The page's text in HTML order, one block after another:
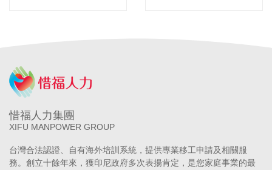
惜福人力集團
XIFU MANPOWER GROUP
台灣合法認證、自有海外培訓系統，提供專業移工申請及相關服
務。創立十餘年來，獲印尼政府多次表揚肯定，是您家庭事業的最